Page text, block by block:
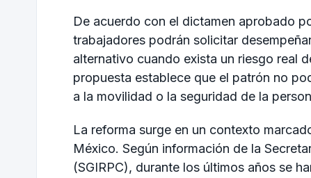
De acuerdo con el dictamen aprobado
trabajadores podrán solicitar
alternativo cuando exista un riesgo real
propuesta establece que el patrón no
a la movilidad o la seguridad de la
La reforma surge en un contexto
México. Según información de la
(SGIRPC), durante los últimos años se